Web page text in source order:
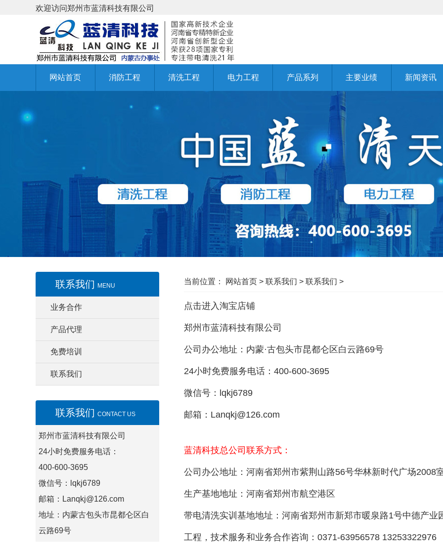
欢迎访问郑州市蓝清科技有限公司
网站首页 消防工程 清洗工程 电力工程 产品系列 主要业绩 新闻资讯
联系我们 MENU
业务合作
产品代理
免费培训
联系我们
联系我们 CONTACT US
郑州市蓝清科技有限公司
24小时免费服务电话：
400-600-3695
微信号：lqkj6789
邮箱：Lanqkj@126.com
地址：内蒙古包头市昆都仑区白
云路69号
当前位置： 网站首页 > 联系我们 > 联系我们 >
点击进入淘宝店铺
郑州市蓝清科技有限公司
公司办公地址：内蒙·古包头市昆都仑区白云路69号
24小时免费服务电话：400-600-3695
微信号：lqkj6789
邮箱：Lanqkj@126.com
蓝清科技总公司联系方式：
公司办公地址：河南省郑州市紫荆山路56号华林新时代广场2008
生产基地地址：河南省郑州市航空港区
带电清洗实训基地地址：河南省郑州市新郑市暖泉路1号中德产业
工程，技术服务和业务合作咨询：0371-63956578 13253322976